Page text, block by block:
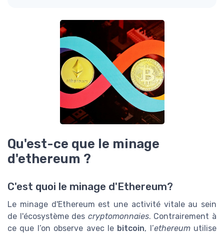
Qu'est-ce que le minage
d'ethereum ?
C'est quoi le minage d'Ethereum?
Le minage d'Ethereum est une activité vitale au sein
de l'écosystème des cryptomonnaies. Contrairement à
ce que l’on observe avec le bitcoin, l’ethereumutilise